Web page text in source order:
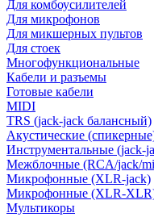
Для комбоусилителей
Для микрофонов
Для микшерных пультов
Для стоек
Многофункциональные
Кабели и разъемы
Готовые кабели
MIDI
TRS (jack-jack балансный)
Акустические
Инструментальные (jack-
Межблочные (RCA/jack/
Микрофонные (XLR-jack)
Микрофонные (XLR-
Мультикоры